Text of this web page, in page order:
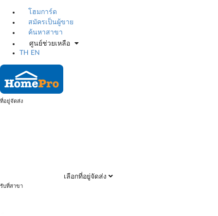
โฮมการ์ด
สมัครเป็นผู้ขาย
ค้นหาสาขา
ศูนย์ช่วยเหลือ
TH
EN
ที่อยู่จัดส่ง
เลือกที่อยู่จัดส่ง
รับที่สาขา